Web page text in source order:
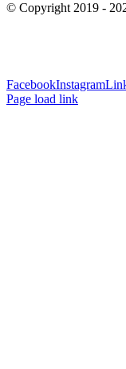
© Copyright 2019 -
FacebookInstagram
Page load link